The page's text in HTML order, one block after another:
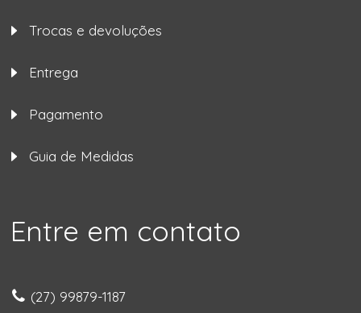
Trocas e devoluções
Entrega
Pagamento
Guia de Medidas
Entre em contato
(27) 99879-1187